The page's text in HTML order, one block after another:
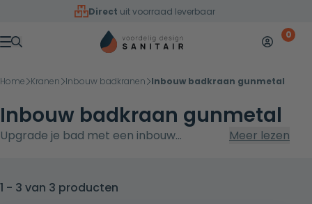
Overslaan naar inhoud
Direct uit voorraad leverbaar
Menu
Mijn 0
Home Kranen Inbouw badkranen Inbouw badkraan gunmetal
Inbouw badkraan gunmetal
Upgrade je bad met een inbouw
greeps, 2-knops of thermostatische 3-
Meer lezen
1 - 3 van 3 producten